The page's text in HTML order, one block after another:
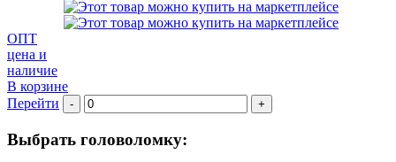
ОПТ
цена и
наличие
В корзине
Перейти
- +
Выбрать головоломку: